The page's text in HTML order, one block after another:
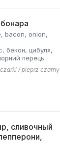
bacon, onion,
цибуля,
перець.
/ pieprz czarny
сливочный